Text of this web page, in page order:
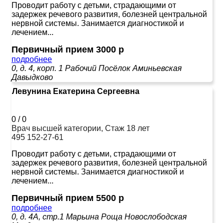
Проводит работу с детьми, страдающими от
задержек речевого развития, болезней центральной
нервной системы. Занимается диагностикой и
лечением...
Первичный прием 3000 р
подробнее
0, д. 4, корп. 1 Рабочий Посёлок Аминьевская
Давыдково
Левунина Екатерина Сергеевна
0 /0
Врач высшей категории, Стаж 18 лет
495 152-27-61
Проводит работу с детьми, страдающими от
задержек речевого развития, болезней центральной
нервной системы. Занимается диагностикой и
лечением...
Первичный прием 5500 р
подробнее
0, д. 4А, стр.1 Марьина Роща Новослободская